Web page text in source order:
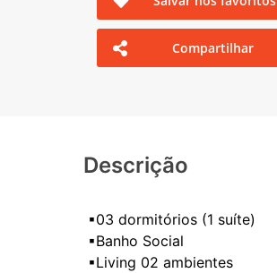
Compartilhar
Descrição
▪03 dormitórios (1 suíte)
▪Banho Social
▪Living 02 ambientes